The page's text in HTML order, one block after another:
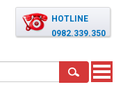
HOTLINE
0982.339.350
Toggle